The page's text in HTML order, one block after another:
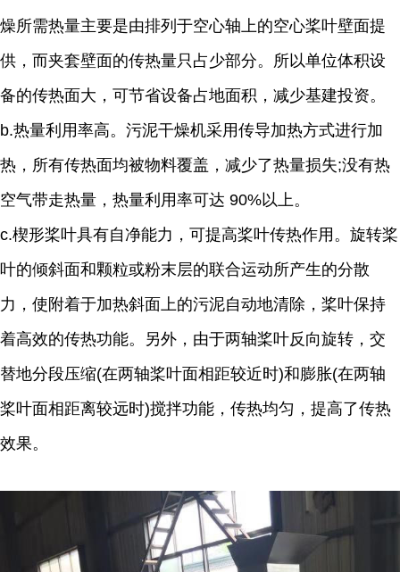
燥所需热量主要是由排列于空心轴上的空心桨叶壁面提
供，而夹套壁面的传热量只占少部分。所以单位体积设
备的传热面大，可节省设备占地面积，减少基建投资。
b.热量利用率高。污泥干燥机采用传导加热方式进行加
热，所有传热面均被物料覆盖，减少了热量损失;没有热
空气带走热量，热量利用率可达 90%以上。
c.楔形桨叶具有自净能力，可提高桨叶传热作用。旋转桨
叶的倾斜面和颗粒或粉末层的联合运动所产生的分散
力，使附着于加热斜面上的污泥自动地清除，桨叶保持
着高效的传热功能。另外，由于两轴桨叶反向旋转，交
替地分段压缩(在两轴桨叶面相距较近时)和膨胀(在两轴
桨叶面相距离较远时)搅拌功能，传热均匀，提高了传热
效果。